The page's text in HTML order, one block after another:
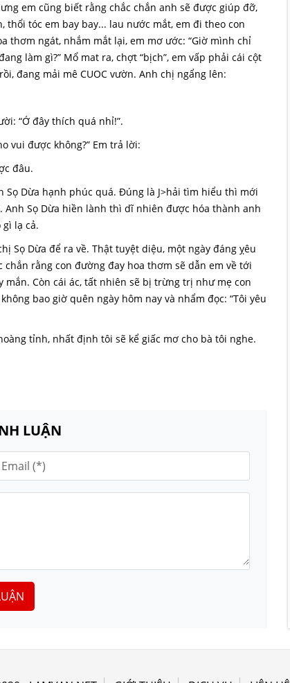
em cũng biết rằng chắc chắn anh sẽ được giúp đỡ,
tóc em bay bay... lau nước mắt, em đi theo con
thơm ngát, nhắm mắt lại, em mơ ước: “Giờ mình chỉ
làm gì?” Mổ mat ra, chợt “bịch”, em vấp phải cái cột
đang mải mê CUOC vườn. Anh chị ngẩng lên:
“Ớ đây thích quá nhỉ!”.
vui được không?” Em trả lời:
đâu.
Dừa hạnh phúc quá. Đúng là J>hải tìm hiểu thì mới
Sọ Dừa hiền lành thì dĩ nhiên được hóa thành anh
lạ cả.
Sọ Dừa để ra về. Thật tuyệt diệu, một ngày đáng ỵêu
rằng con đường đay hoa thơm sẽ dẫn em về tới
Còn cái ác, tất nhiên sẽ bị trừng trị như mẹ con
bao giờ quên ngày hôm nay và nhẩm đọc: “Tôi yêu
tỉnh, nhất định tôi sẽ kể giấc mơ cho bà tôi nghe.
LUẬN